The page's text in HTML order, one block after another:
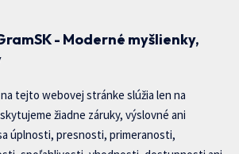
- Moderné myšlienky,
tejto webovej stránke slúžia len na
žiadne záruky, výslovné ani
úplnosti, presnosti, primeranosti,